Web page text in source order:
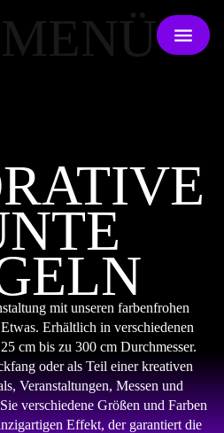
MENÜ
mit unseren farbenfrohen
Erhältlich in verschiedenen
cm bis zu 300 cm Durchmesser.
oder als Teil einer kreativen
Veranstaltungen, Messen und
verschiedene Größen und Farben
Effekt, der garantiert die